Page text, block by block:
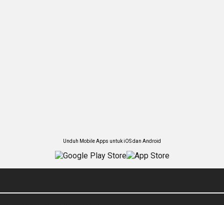
Unduh Mobile Apps untuk iOS dan Android